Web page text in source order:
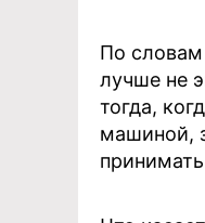
По словам
лучше не
тогда,
машиной,